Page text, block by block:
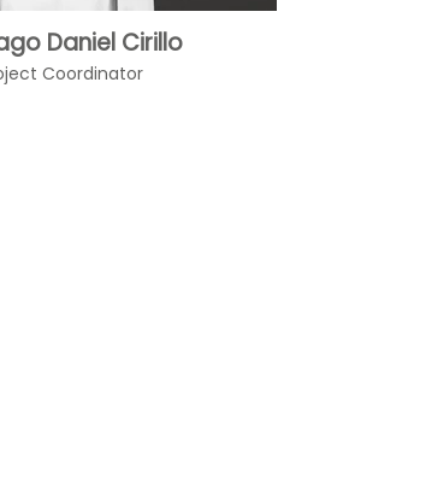
Daniel Cirillo
Coordinator